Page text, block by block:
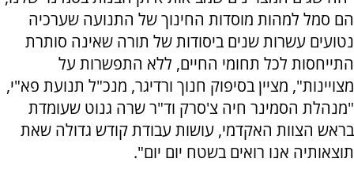
הם סמל למהות מוסדות החינוך של התנועה שערכיה
נטועים עשרות שנים ביסודות של תורה שאינה סותרת
התייחסות לכל תחומי החיים, ללא התפשרות על
מצויינות", מציין בסיפוק חנוך ורדיגר, מנכ"ל תנועת פא"י,
"מנהלת הסמינר חיה צ'סרק וד"ר שרה גנוט שעומדת
בראש הצוות האקדמי, עושות עבודת קודש גדולה שאת
תוצאותיה אנו רואים בשטח יום יום".